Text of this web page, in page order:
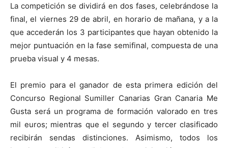
La competición se dividirá en dos fases, celebrándose la
final, el viernes 29 de abril, en horario de mañana, y a la
que accederán los 3 participantes que hayan obtenido la
mejor puntuación en la fase semifinal, compuesta de una
prueba visual y 4 mesas.
El premio para el ganador de esta primera edición del
Concurso Regional Sumiller Canarias Gran Canaria Me
Gusta será un programa de formación valorado en tres
mil euros; mientras que el segundo y tercer clasificado
recibirán sendas distinciones. Asimismo, todos los